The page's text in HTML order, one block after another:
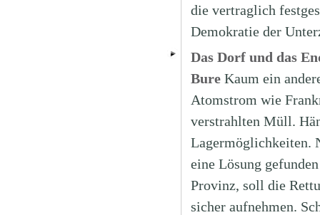
die vertraglich
Demokratie der
Das Dorf und das
Bure Kaum ein
Atomstrom wie
verstrahlten Müll.
Lagermöglichkeiten.
eine Lösung
Provinz, soll die
sicher aufnehmen.